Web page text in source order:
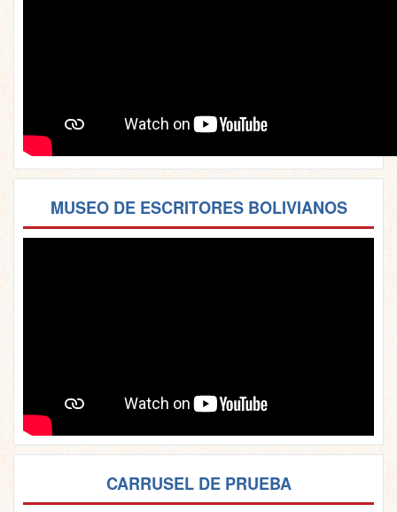
MUSEO DE ESCRITORES BOLIVIANOS
CARRUSEL DE PRUEBA